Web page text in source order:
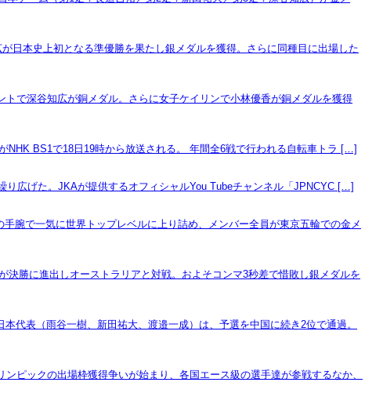
日本史上初となる準優勝を果たし銀メダルを獲得。さらに同種目に出場した
で深谷知広が銅メダル。さらに女子ケイリンで小林優香が銅メダルを獲得
NHK BS1で18日19時から放送される。 年間全6戦で行われる自転車トラ […]
り広げた。JKAが提供するオフィシャルYou Tubeチャンネル「JPNCYC […]
腕で一気に世界トップレベルに上り詰め、メンバー全員が東京五輪での金メ
勝に進出しオーストラリアと対戦。およそコンマ3秒差で惜敗し銀メダルを
代表（雨谷一樹、新田祐大、渡邉一成）は、予選を中国に続き2位で通過。
ピックの出場枠獲得争いが始まり、各国エース級の選手達が参戦するなか、